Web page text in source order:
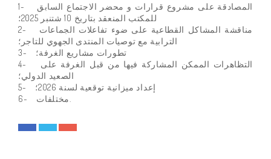
1- المصادقة على مشروع قرارات و محضر الاجتماع السابق
2- مناقشة المشاكل القطاعية على ضوء تفاعلات الجماعات
الترابية مع توصيات المنتدى الجهوي للتاجر؛
3- تطورات مشاريع الغرفة؛
4- التظاهرات الممكن المشاركة فيها من قبل الغرفة على
الصعيد الدولي؛
5- إعداد ميزانية توقعية لسنة 2026؛